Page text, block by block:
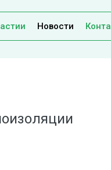
Новости